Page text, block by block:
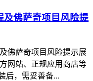
及佛萨奇项目风险提
佛萨奇项目风险提示展
网站、正规应用商店等
后，需妥善备...